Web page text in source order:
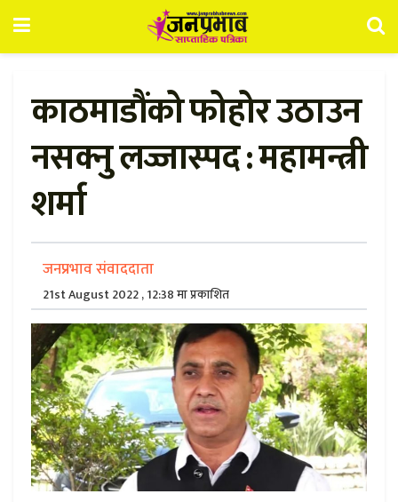
काठमाडौंको फोहोर उठाउन
नसक्नु लज्जास्पद : महामन्त्री
शर्मा
जनप्रभाव संवाददाता
21st August 2022 , 12:38 मा प्रकाशित